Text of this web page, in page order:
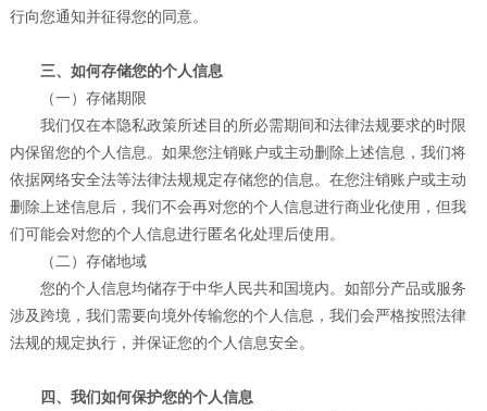
行向您通知并征得您的同意。
三、如何存储您的个人信息
（一）存储期限
我们仅在本隐私政策所述目的所必需期间和法律法规要求的时限
内保留您的个人信息。如果您注销账户或主动删除上述信息，我们将
依据网络安全法等法律法规规定存储您的信息。在您注销账户或主动
删除上述信息后，我们不会再对您的个人信息进行商业化使用，但我
们可能会对您的个人信息进行匿名化处理后使用。
（二）存储地域
您的个人信息均储存于中华人民共和国境内。如部分产品或服务
涉及跨境，我们需要向境外传输您的个人信息，我们会严格按照法律
法规的规定执行，并保证您的个人信息安全。
四、我们如何保护您的个人信息